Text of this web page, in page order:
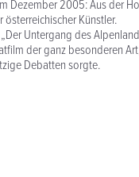
Dezember 2005: Aus der
Künstler.
Untergang des
der ganz besonderen
Debatten sorgte.